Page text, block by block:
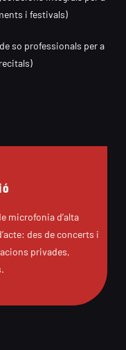
i festivals)
so professionals per a
microfonia d’alta
des de concerts i
privades,